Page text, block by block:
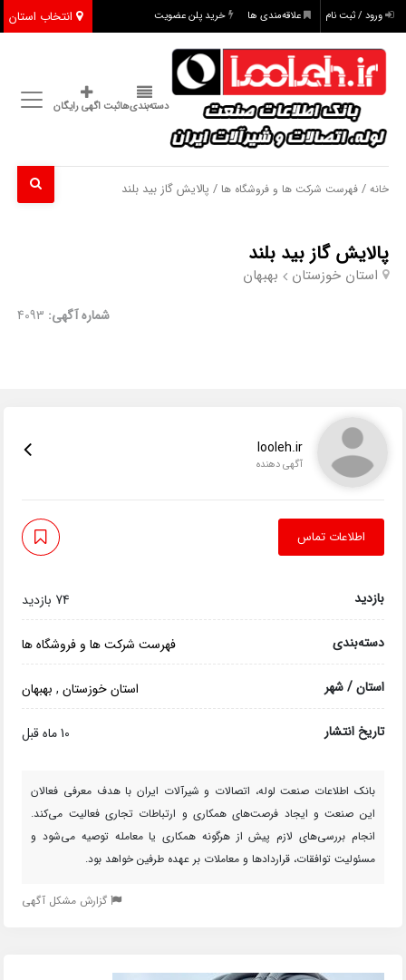
انتخاب استان ورود / ثبت نام علاقه‌مندی ها خرید پلن عضویت
دسته‌بندی‌هاثبت اگهی رایگان
خانه /فهرست شرکت ها و فروشگاه ها / پالایش گاز بید بلند
پالایش گاز بید بلند
استان خوزستان بهبهان
شماره آگهی: 4093
looleh.ir
آگهی دهنده
اطلاعات تماس
بازدید 74 بازدید
دسته‌بندی فهرست شرکت ها و فروشگاه ها
استان / شهر استان خوزستان, بهبهان
تاریخ انتشار 10 ماه قبل
بانک اطلاعات صنعت لوله، اتصالات و شیرآلات ایران با هدف معرفی فعالان
این صنعت و ایجاد فرصت‌های همکاری و ارتباطات تجاری فعالیت می‌کند.
انجام بررسی‌های لازم پیش از هرگونه همکاری یا معامله توصیه می‌شود و
مسئولیت توافقات، قراردادها و معاملات بر عهده طرفین خواهد بود.
گزارش مشکل آگهی